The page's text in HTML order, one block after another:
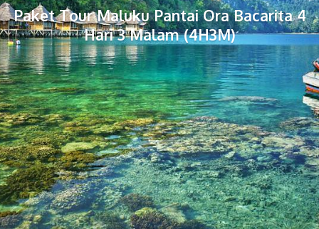
Paket Tour Maluku Pantai Ora Bacarita 4
Hari 3 Malam (4H3M)